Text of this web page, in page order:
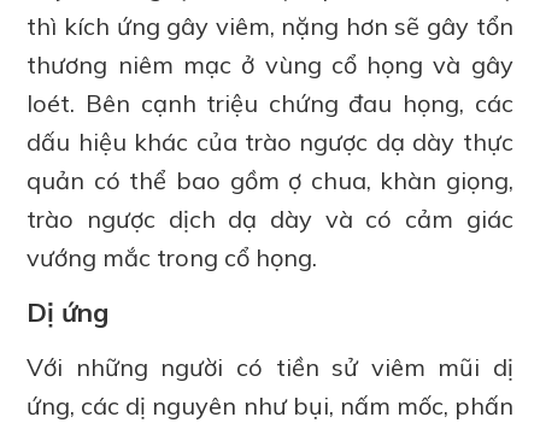
thì kích ứng gây viêm, nặng hơn sẽ gây tổn
thương niêm mạc ở vùng cổ họng và gây
loét. Bên cạnh triệu chứng đau họng, các
dấu hiệu khác của trào ngược dạ dày thực
quản có thể bao gồm ợ chua, khàn giọng,
trào ngược dịch dạ dày và có cảm giác
vướng mắc trong cổ họng.
Dị ứng
Với những người có tiền sử viêm mũi dị
ứng, các dị nguyên như bụi, nấm mốc, phấn